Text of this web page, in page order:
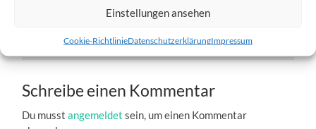
Einstellungen ansehen
Cookie-RichtlinieDatenschutzerklärungImpressum
Nächster»
Schreibe einen Kommentar
Du musstangemeldet sein, um einen Kommentar